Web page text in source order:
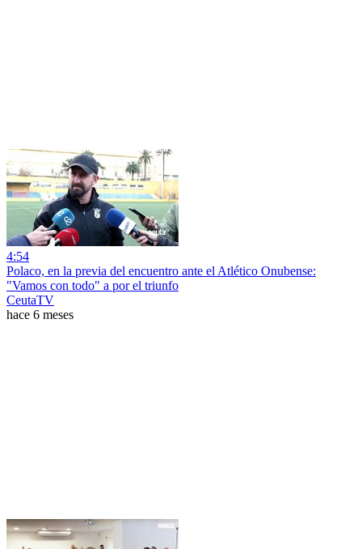
4:54
Polaco, en la previa del encuentro ante el Atlético Onubense:
"Vamos con todo" a por el triunfo
CeutaTV
hace 6 meses